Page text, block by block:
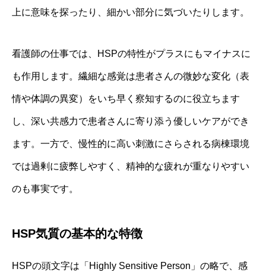
上に意味を探ったり、細かい部分に気づいたりします。
看護師の仕事では、HSPの特性がプラスにもマイナスに
も作用します。繊細な感覚は患者さんの微妙な変化（表
情や体調の異変）をいち早く察知するのに役立ちます
し、深い共感力で患者さんに寄り添う優しいケアができ
ます。一方で、慢性的に高い刺激にさらされる病棟環境
では過剰に疲弊しやすく、精神的な疲れが重なりやすい
のも事実です。
HSP気質の基本的な特徴
HSPの頭文字は「Highly Sensitive Person」の略で、感